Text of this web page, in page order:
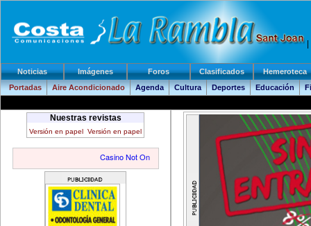
Noticias Imágenes Foros Clasificados
Hemeroteca
Portadas
Aire Acondicionado Agenda Cultura Deportes Educación
Nuestras revistas
Versión en papel Versión en papel